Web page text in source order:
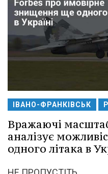
ІВАНО-ФРАНКІВСЬК
Вражаючі
аналізує
одного літака в